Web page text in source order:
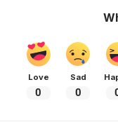
Love
0
Sad
0